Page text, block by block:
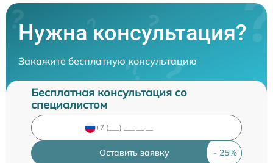
Нужна консультация?
Закажите бесплатную консультацию
Бесплатная консультация со
специалистом
Оставить заявку